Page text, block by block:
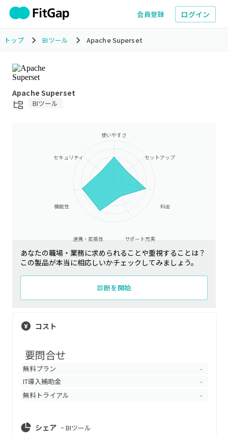
会員登録 ログイン
トップ BIツール Apache Superset
Apache Superset
BIツール
使いやすさ
セットアップ
料金
サポート充実
連携・拡張性
機能性
セキュリティ
あなたの職場・業務に求められることや重視することは？
この製品が本当に相応しいかチェックしてみましょう。
診断を開始
コスト
要問合せ
無料プラン -
IT導入補助金 -
無料トライアル -
シェア ~BIツール